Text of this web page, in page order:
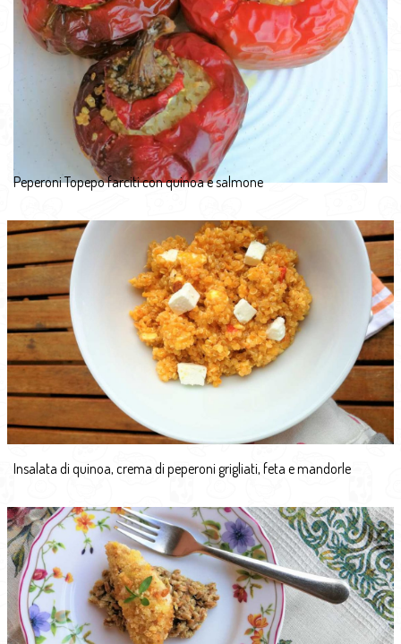
Peperoni Topepo farciti con quinoa e salmone
Insalata di quinoa, crema di peperoni grigliati, feta e mandorle